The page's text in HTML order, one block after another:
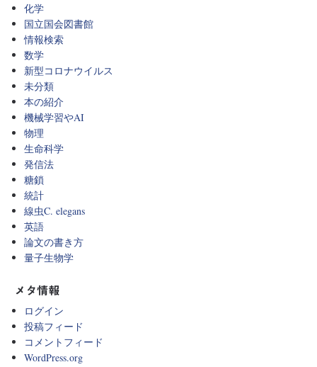
化学
国立国会図書館
情報検索
数学
新型コロナウイルス
未分類
本の紹介
機械学習やAI
物理
生命科学
発信法
糖鎖
統計
線虫C. elegans
英語
論文の書き方
量子生物学
メタ情報
ログイン
投稿フィード
コメントフィード
WordPress.org